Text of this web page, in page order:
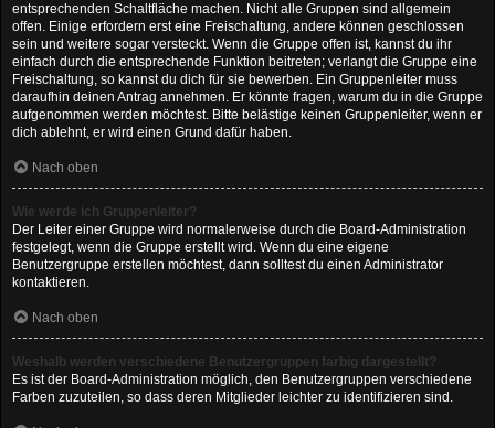
entsprechenden Schaltfläche machen. Nicht alle Gruppen sind allgemein
offen. Einige erfordern erst eine Freischaltung, andere können geschlossen
sein und weitere sogar versteckt. Wenn die Gruppe offen ist, kannst du ihr
einfach durch die entsprechende Funktion beitreten; verlangt die Gruppe eine
Freischaltung, so kannst du dich für sie bewerben. Ein Gruppenleiter muss
daraufhin deinen Antrag annehmen. Er könnte fragen, warum du in die Gruppe
aufgenommen werden möchtest. Bitte belästige keinen Gruppenleiter, wenn er
dich ablehnt, er wird einen Grund dafür haben.
Nach oben
Wie werde ich Gruppenleiter?
Der Leiter einer Gruppe wird normalerweise durch die Board-Administration
festgelegt, wenn die Gruppe erstellt wird. Wenn du eine eigene
Benutzergruppe erstellen möchtest, dann solltest du einen Administrator
kontaktieren.
Nach oben
Weshalb werden verschiedene Benutzergruppen farbig dargestellt?
Es ist der Board-Administration möglich, den Benutzergruppen verschiedene
Farben zuzuteilen, so dass deren Mitglieder leichter zu identifizieren sind.